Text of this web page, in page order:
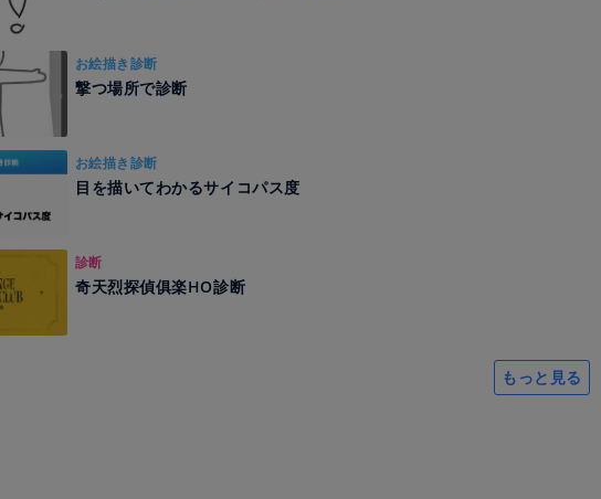
お絵描き診断
撃つ場所で診断
お絵描き診断
目を描いてわかるサイコパス度
診断
奇天烈探偵俱楽HO診断
もっと見る